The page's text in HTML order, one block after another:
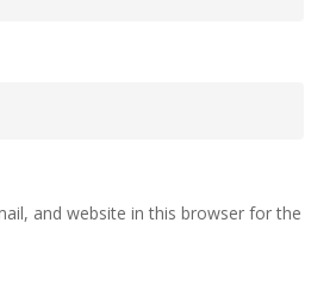
and website in this browser for the